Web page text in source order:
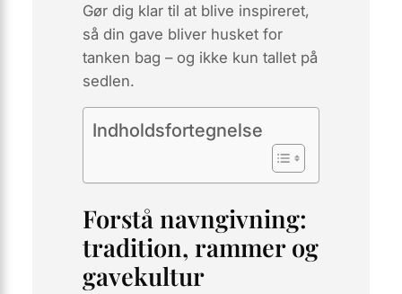
Gør dig klar til at blive inspireret,
så din gave bliver husket for
tanken bag – og ikke kun tallet på
sedlen.
Indholdsfortegnelse
Forstå navngivning:
tradition, rammer og
gavekultur